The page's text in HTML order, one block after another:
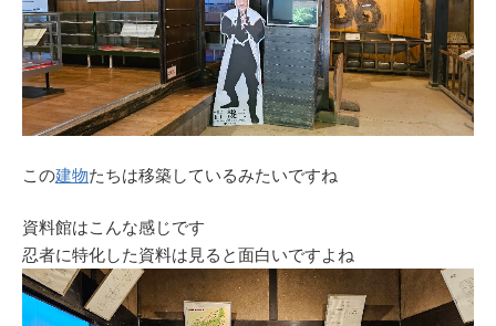
この建物たちは移築しているみたいですね
資料館はこんな感じです
忍者に特化した資料は見ると面白いですよね